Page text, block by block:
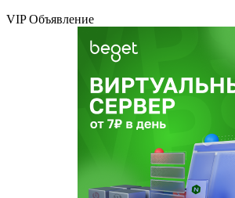
VIP Объявление